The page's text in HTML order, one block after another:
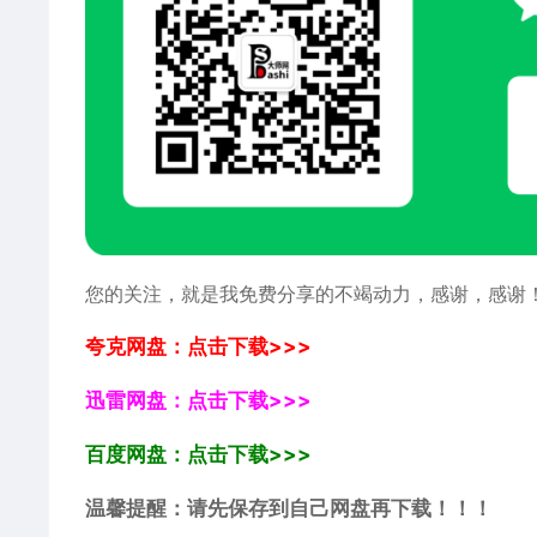
您的关注，就是我免费分享的不竭动力，感谢，感谢
夸克网盘：点击下载>>>
迅雷网盘：点击下载>>>
百度网盘：点击下载>>>
温馨提醒：请先保存到自己网盘再下载！！！